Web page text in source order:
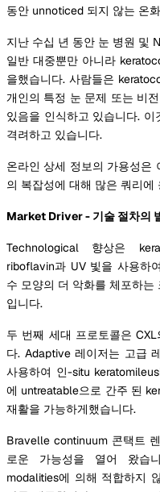
동안 unnoticed 되지 않는 온
지난 수십 년 동안 눈 병원 및
일반 대중뿐만 아니라
을했습니다. 사람들은
개인의 특정 눈 문제 또는 비
있음을 인식하고 있습니다.
격려하고 있습니다.
온라인 상세 정보의 가용성은
의 복잡성에 대해 많은 쿼리에
Market Driver - 기술 절차의
Technological 향상은
riboflavin과 UV 빛을 사용하
수 모양의 더 악화를 체포하
입니다.
두 번째 세대 프로토콜은
다. Adaptive 레이저는 고급
사용하여 인-situ
에 untreatable으로 간주 된
재활을 가능하게했습니다.
Bravelle continuum 콘택트
로운 가능성을 열어 왔습
modalities에 의해 적합하지